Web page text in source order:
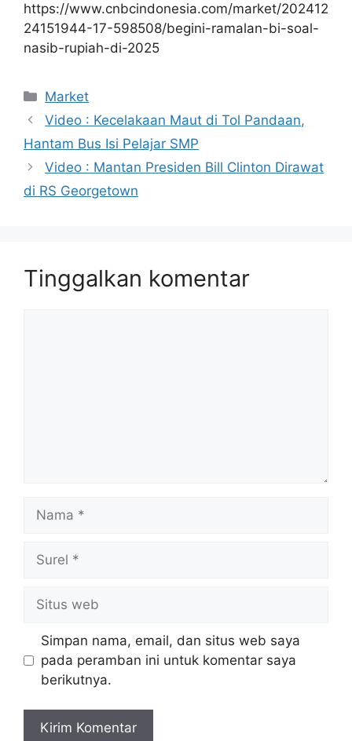
https://www.cnbcindonesia.com/market/202412
24151944-17-598508/begini-ramalan-bi-soal-
nasib-rupiah-di-2025
Kategori
Market
Video : Kecelakaan Maut di Tol Pandaan,
Hantam Bus Isi Pelajar SMP
Video : Mantan Presiden Bill Clinton Dirawat
di RS Georgetown
Tinggalkan komentar
web
Simpan nama, email, dan situs web saya
pada peramban ini untuk komentar saya
berikutnya.